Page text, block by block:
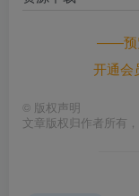
——预
开通会
© 版权声明
文章版权归作者所有